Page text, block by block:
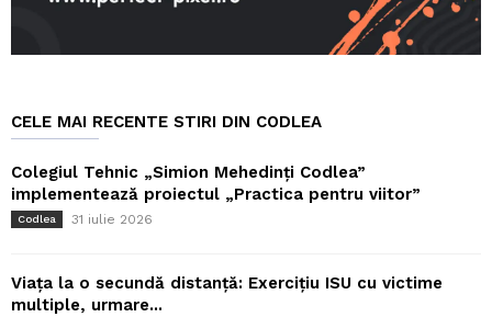
CELE MAI RECENTE STIRI DIN CODLEA
Colegiul Tehnic „Simion Mehedinți Codlea”
implementează proiectul „Practica pentru viitor”
Codlea 31 iulie 2026
Viața la o secundă distanță: Exercițiu ISU cu victime
multiple, urmare...